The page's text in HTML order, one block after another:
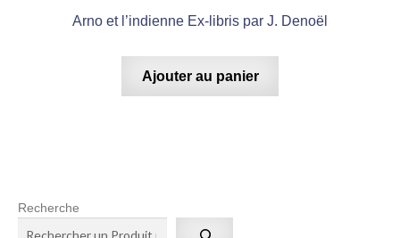
Arno et l’indienne Ex-libris par J. Denoël
Ajouter au panier
Recherche